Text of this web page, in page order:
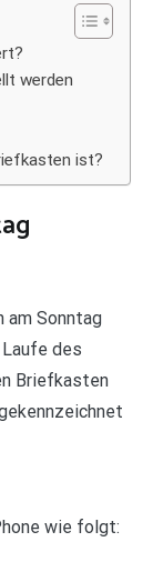
werden
ist?
Sonntag
des
Briefkasten
wie folgt: